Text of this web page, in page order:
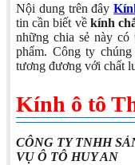
Nội dung trên đây
tin cần biết về kính
những chia sẻ này có
phẩm. Công ty
tương đương với chất
Kính ô tô
CÔNG TY TNHH
VỤ Ô TÔ HUY AN